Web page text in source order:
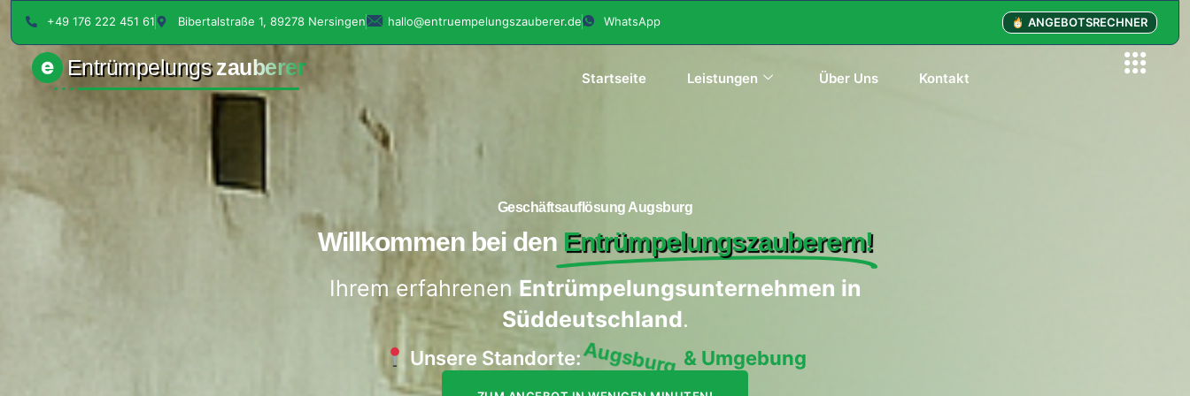
+49 176 222 451 61 Bibertalstraße 1, 89278 Nersingen hallo@entruempelungszauberer.de WhatsApp ANGEBOTSRECHNER
Entrümpelungszauberer Startseite Leistungen Über Uns Kontakt
Geschäftsauflösung Augsburg
Willkommen bei den Entrümpelungszauberern!
Ihrem erfahrenen Entrümpelungsunternehmen in
Süddeutschland.
Unsere Standorte: Augsburg & Umgebung